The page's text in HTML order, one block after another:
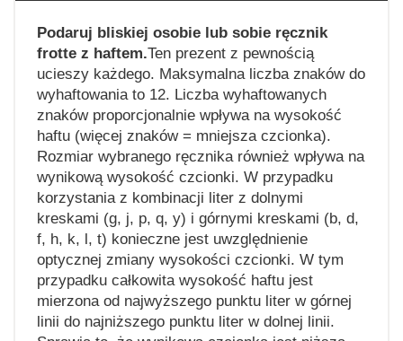
Podaruj bliskiej osobie lub sobie ręcznik
frotte z haftem.Ten prezent z pewnością
ucieszy każdego. Maksymalna liczba znaków do
wyhaftowania to 12. Liczba wyhaftowanych
znaków proporcjonalnie wpływa na wysokość
haftu (więcej znaków = mniejsza czcionka).
Rozmiar wybranego ręcznika również wpływa na
wynikową wysokość czcionki. W przypadku
korzystania z kombinacji liter z dolnymi
kreskami (g, j, p, q, y) i górnymi kreskami (b, d,
f, h, k, l, t) konieczne jest uwzględnienie
optycznej zmiany wysokości czcionki. W tym
przypadku całkowita wysokość haftu jest
mierzona od najwyższego punktu liter w górnej
linii do najniższego punktu liter w dolnej linii.